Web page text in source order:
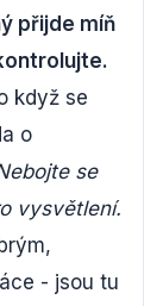
přijde míň
když se
o
se
vysvětlení.
- jsou tu